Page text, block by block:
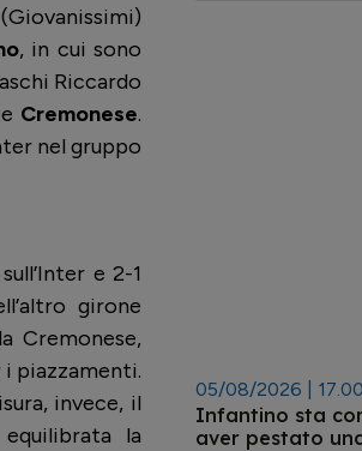
(Giovanissimi)
, in cui sono
Riccardo
e Cremonese.
nel gruppo
e 2-1
girone
Cremonese,
piazzamenti.
invece, il
la
05/08/2026 | 17.00
Infantino sta
aver pestato